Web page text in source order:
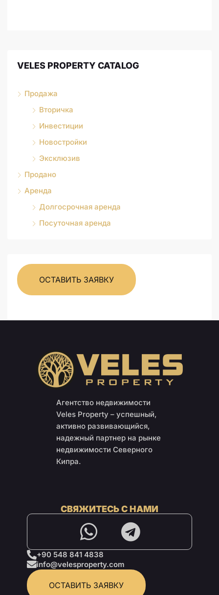
VELES PROPERTY CATALOG
Продажа
Вторичка
Инвестиции
Новостройки
Эксклюзив
Продано
Аренда
Долгосрочная аренда
Посуточная аренда
ОСТАВИТЬ ЗАЯВКУ
Агентство недвижимости
Veles Property – успешный,
активно развивающийся,
надежный партнер на рынке
недвижимости Северного
Кипра.
СВЯЖИТЕСЬ С НАМИ
+90 548 841 4838
info@velesproperty.com
ОСТАВИТЬ ЗАЯВКУ